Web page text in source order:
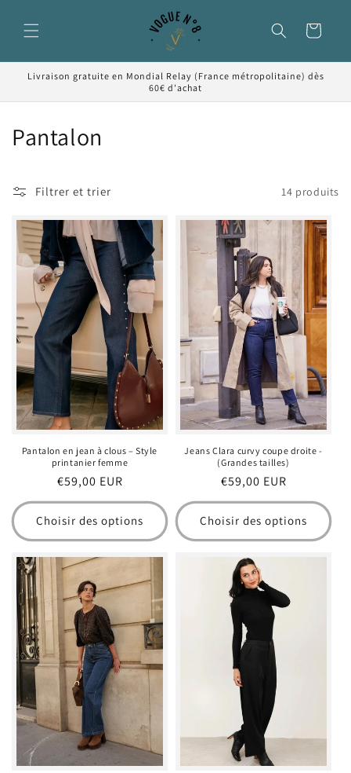
au
contenu
Panier
Livraison gratuite en Mondial Relay (France métropolitaine) dès
60€ d'achat
C
l
l
e
t
i
o
n
Pantalon
Filtrer et trier 14 produits
Pantalon en jean à clous – Style
printanier femme
Prix
habituel
€59,00 EUR
Choisir des options
Jeans Clara curvy coupe droite -
(Grandes tailles)
Prix
habituel
€59,00 EUR
Choisir des options